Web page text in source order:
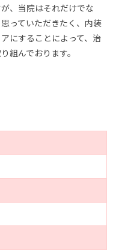
、当院はそれだけでな
っていただきたく、内装
にすることによって、治
組んでおります。